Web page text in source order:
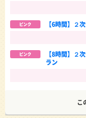
ピンク
【6時間】２
ピンク
【8時間】２
ラン
こ